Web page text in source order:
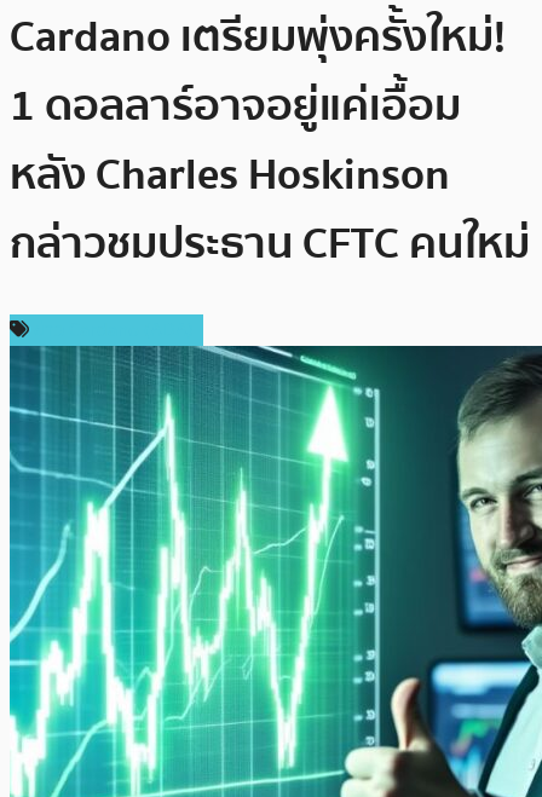
Cardano เตรียมพุ่งครั้งใหม่!
1 ดอลลาร์อาจอยู่แค่เอื้อม
หลัง Charles Hoskinson
กล่าวชมประธาน CFTC คนใหม่